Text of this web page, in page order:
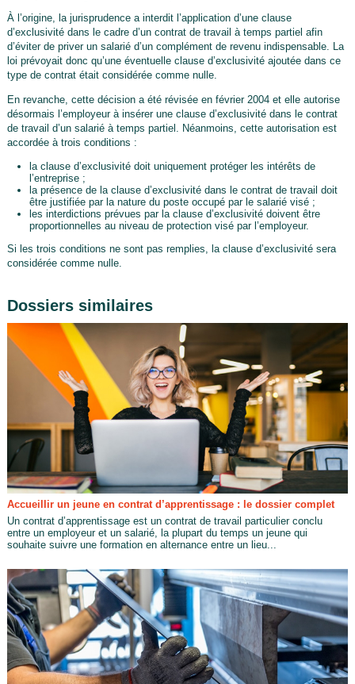
À l’origine, la jurisprudence a interdit l’application d’une clause
d’exclusivité dans le cadre d’un contrat de travail à temps partiel afin
d’éviter de priver un salarié d’un complément de revenu indispensable. La
loi prévoyait donc qu’une éventuelle clause d’exclusivité ajoutée dans ce
type de contrat était considérée comme nulle.
En revanche, cette décision a été révisée en février 2004 et elle autorise
désormais l’employeur à insérer une clause d’exclusivité dans le contrat
de travail d’un salarié à temps partiel. Néanmoins, cette autorisation est
accordée à trois conditions :
la clause d’exclusivité doit uniquement protéger les intérêts de
l’entreprise ;
la présence de la clause d’exclusivité dans le contrat de travail doit
être justifiée par la nature du poste occupé par le salarié visé ;
les interdictions prévues par la clause d’exclusivité doivent être
proportionnelles au niveau de protection visé par l’employeur.
Si les trois conditions ne sont pas remplies, la clause d’exclusivité sera
considérée comme nulle.
Dossiers similaires
Accueillir un jeune en contrat d’apprentissage : le dossier complet
Un contrat d’apprentissage est un contrat de travail particulier conclu
entre un employeur et un salarié, la plupart du temps un jeune qui
souhaite suivre une formation en alternance entre un lieu...